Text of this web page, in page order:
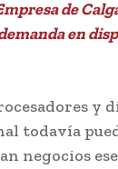
de
en
y
todavía
negocios